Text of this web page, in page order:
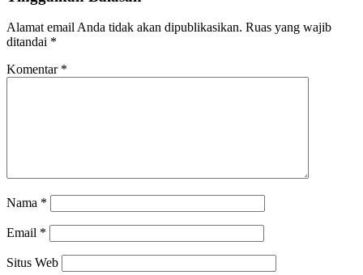
Alamat email Anda tidak akan dipublikasikan. Ruas yang wajib
ditandai *
Komentar *
Nama *
Email *
Situs Web